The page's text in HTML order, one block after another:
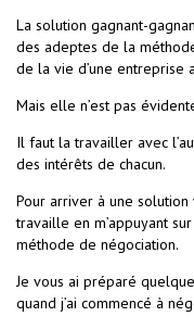
La solution gagnant-
des adeptes de la
de la vie d’une entreprise
Mais elle n’est pas
Il faut la travailler avec
des intérêts de chacun.
Pour arriver à une
travaille en m’appuyant
méthode de négociation.
Je vous ai préparé
quand j’ai commencé à